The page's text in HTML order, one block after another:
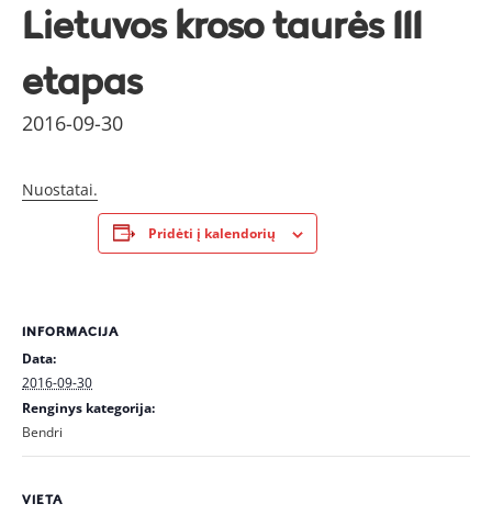
Lietuvos kroso taurės III
etapas
2016-09-30
Nuostatai.
Pridėti į kalendorių
INFORMACIJA
Data:
2016-09-30
Renginys kategorija:
Bendri
VIETA